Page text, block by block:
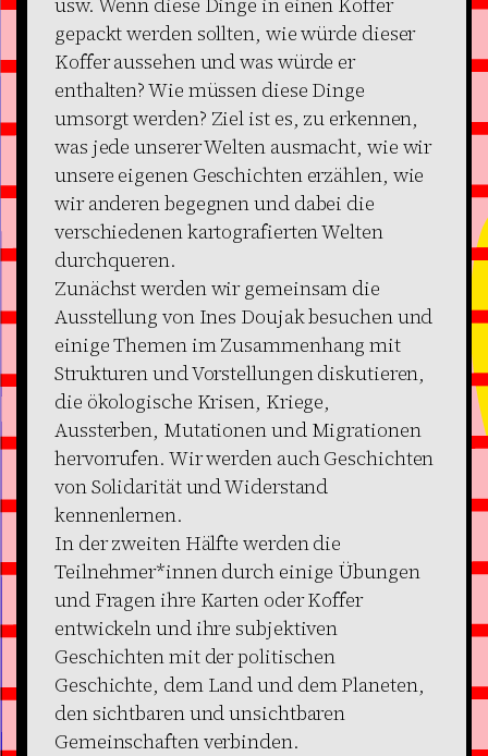
gepackt werden sollten, wie würde dieser
Koffer aussehen und was würde er
enthalten? Wie müssen diese Dinge
umsorgt werden? Ziel ist es, zu erkennen,
was jede unserer Welten ausmacht, wie wir
unsere eigenen Geschichten erzählen, wie
wir anderen begegnen und dabei die
verschiedenen kartografierten Welten
durchqueren.
Zunächst werden wir gemeinsam die
Ausstellung von Ines Doujak besuchen und
einige Themen im Zusammenhang mit
Strukturen und Vorstellungen diskutieren,
die ökologische Krisen, Kriege,
Aussterben, Mutationen und Migrationen
hervorrufen. Wir werden auch Geschichten
von Solidarität und Widerstand
kennenlernen.
In der zweiten Hälfte werden die
Teilnehmer*innen durch einige Übungen
und Fragen ihre Karten oder Koffer
entwickeln und ihre subjektiven
Geschichten mit der politischen
Geschichte, dem Land und dem Planeten,
den sichtbaren und unsichtbaren
Gemeinschaften verbinden.